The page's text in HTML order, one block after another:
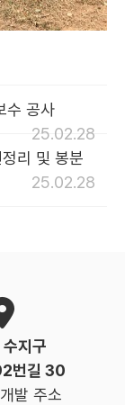
수 공사
25.02.28
리 및 봉분
25.02.28
지구
번길 30
발 주소